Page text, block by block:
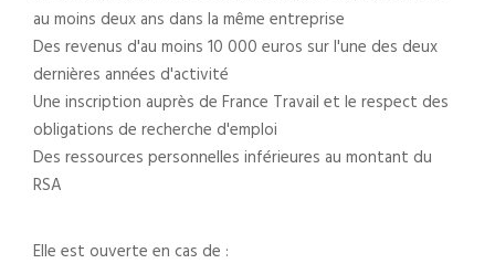
au moins deux ans dans la même entreprise
Des revenus d'au moins 10 000 euros sur l'une des deux
dernières années d'activité
Une inscription auprès de France Travail et le respect des
obligations de recherche d'emploi
Des ressources personnelles inférieures au montant du
RSA
Elle est ouverte en cas de :